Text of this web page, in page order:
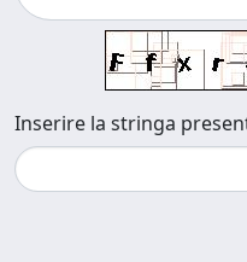
Inserire la stringa